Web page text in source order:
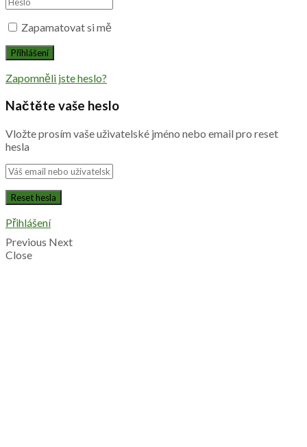
Zapamatovat si mě
Zapomněli jste heslo?
Načtěte vaše heslo
Vložte prosím vaše uživatelské jméno nebo email pro reset
hesla
Přihlášení
Previous Next
Close